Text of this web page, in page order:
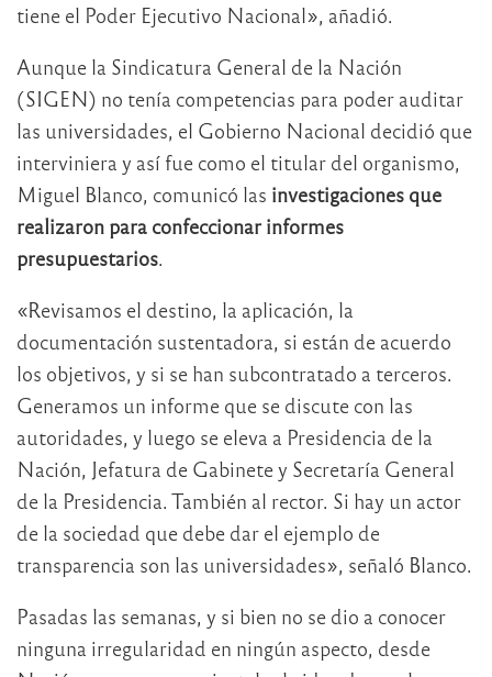
tiene el Poder Ejecutivo Nacional», añadió.
Aunque la Sindicatura General de la Nación
(SIGEN) no tenía competencias para poder auditar
las universidades, el Gobierno Nacional decidió que
interviniera y así fue como el titular del organismo,
Miguel Blanco, comunicó las investigaciones que
realizaron para confeccionar informes
presupuestarios.
«Revisamos el destino, la aplicación, la
documentación sustentadora, si están de acuerdo
los objetivos, y si se han subcontratado a terceros.
Generamos un informe que se discute con las
autoridades, y luego se eleva a Presidencia de la
Nación, Jefatura de Gabinete y Secretaría General
de la Presidencia. También al rector. Si hay un actor
de la sociedad que debe dar el ejemplo de
transparencia son las universidades», señaló Blanco.
Pasadas las semanas, y si bien no se dio a conocer
ninguna irregularidad en ningún aspecto, desde